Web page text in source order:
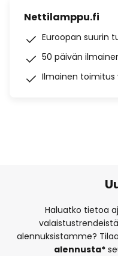
Nettilamppu.fi
Euroopan suurin
50 päivän
Ilmainen toimitus
Haluatko tietoa
alennuksistamme?
alennusta*